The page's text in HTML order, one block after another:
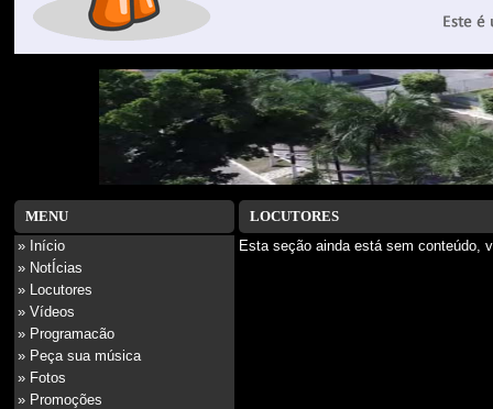
MENU
» Início
» NotÍcias
» Locutores
» Vídeos
» Programacão
» Peça sua música
» Fotos
» Promoções
LOCUTORES
Esta seção ainda está sem conteúdo,